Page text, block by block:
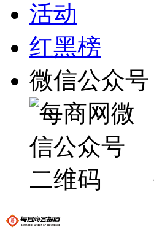
活动
红黑榜
微信公众号